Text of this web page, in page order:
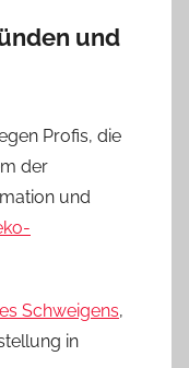
und
Profis, die
der
und
Schweigens,
in